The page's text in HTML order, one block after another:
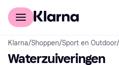
Voor shoppers
Klarna/Shoppen/Sport en Outdoor/
Waterzuiveringen